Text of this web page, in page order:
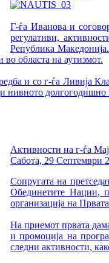
Г-ѓа Иванова и
регулативи,
Република
во областа на аутизмот.
и со г-ѓа Ливија
Активности на г-ѓа
Сабота, 29 Септември
Сопругата на
Обединетите Нации,
организација на
На приемот првата
и промоција на
следни активности,